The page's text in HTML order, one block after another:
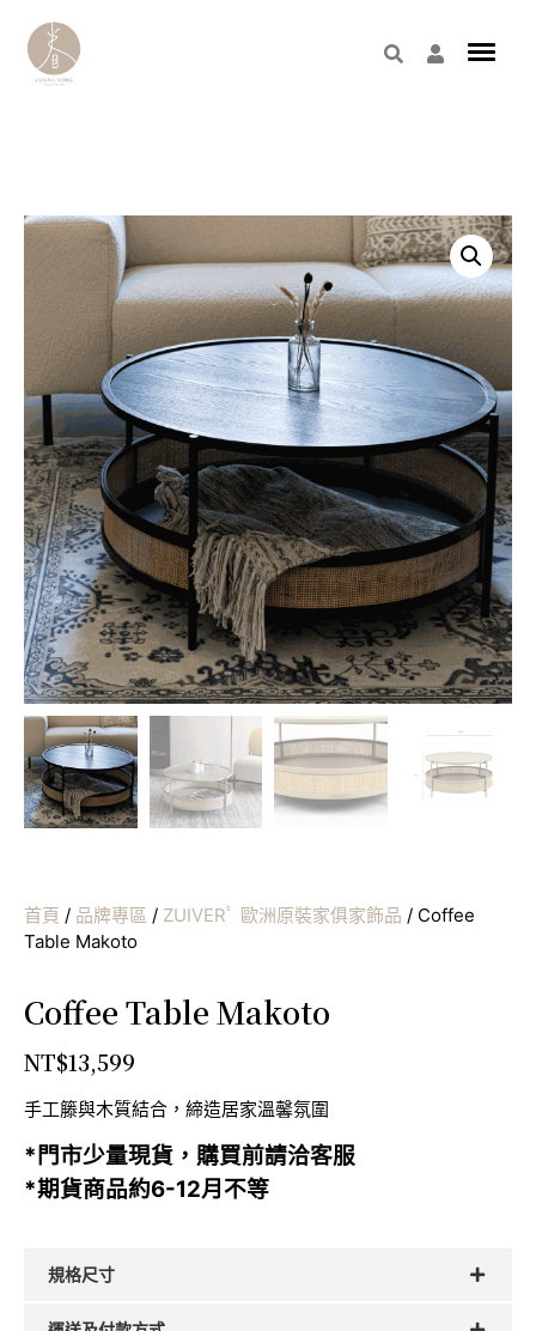
首頁 / 品牌專區 / ZUIVERﾟ 歐洲原裝家俱家飾品 / Coffee
Table Makoto
Coffee Table Makoto
NT$13,599
手工籐與木質結合，締造居家溫馨氛圍
*門市少量現貨，購買前請洽客服
*期貨商品約6-12月不等
規格尺寸